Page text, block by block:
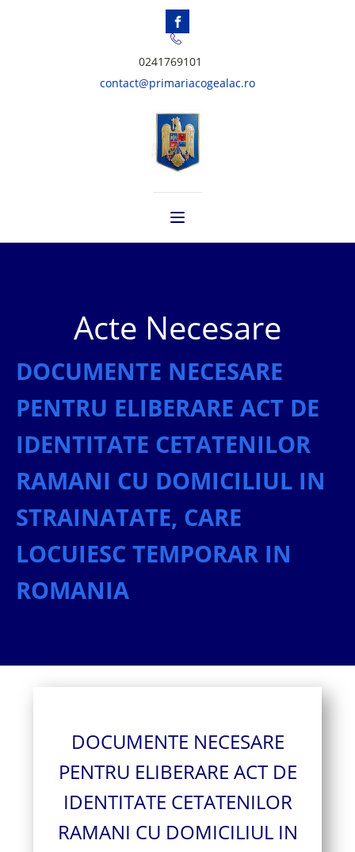
0241769101
contact@primariacogealac.ro
Acte Necesare
DOCUMENTE NECESARE
PENTRU ELIBERARE ACT DE
IDENTITATE CETATENILOR
RAMANI CU DOMICILIUL IN
STRAINATATE, CARE
LOCUIESC TEMPORAR IN
ROMANIA
DOCUMENTE NECESARE
PENTRU ELIBERARE ACT DE
IDENTITATE CETATENILOR
RAMANI CU DOMICILIUL IN